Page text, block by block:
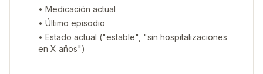
• Medicación actual
• Último episodio
• Estado actual ("estable", "sin hospitalizaciones
en X años")